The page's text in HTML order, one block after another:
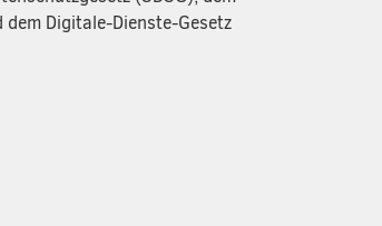
Digitale-Dienste-Gesetz